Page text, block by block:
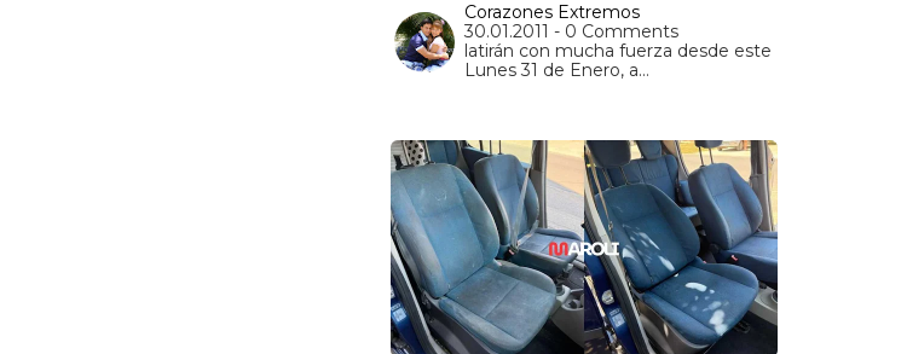
Corazones Extremos
30.01.2011 - 0 Comments
latirán con mucha fuerza desde este
Lunes 31 de Enero, a…